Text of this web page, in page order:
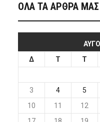
ΟΛΑ ΤΑ ΑΡΘΡΑ
Δ
Τ Τ
3
4 5
10
11 12